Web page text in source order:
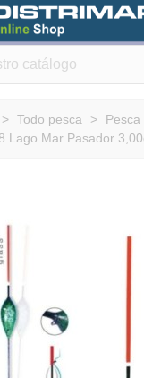
> Todo pesca > Pesca
Lago Mar Pasador